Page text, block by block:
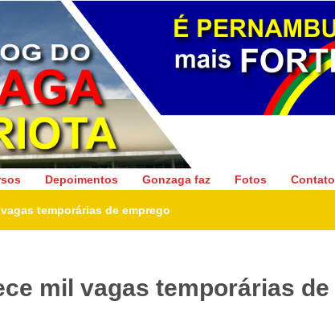
Gonzaga Patriota
Depoimentos Gonzaga faz Fotos Contato
temporárias de emprego
mil vagas temporárias de